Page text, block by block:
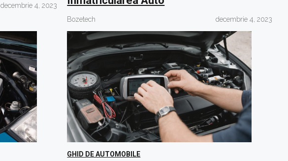
decembrie 4, 2023
Bozetech decembrie 4, 2023
GHID DE AUTOMOBILE